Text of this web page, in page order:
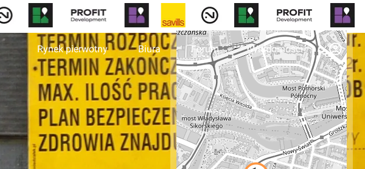
Rynek pierwotny Biura Forum Wiadomości